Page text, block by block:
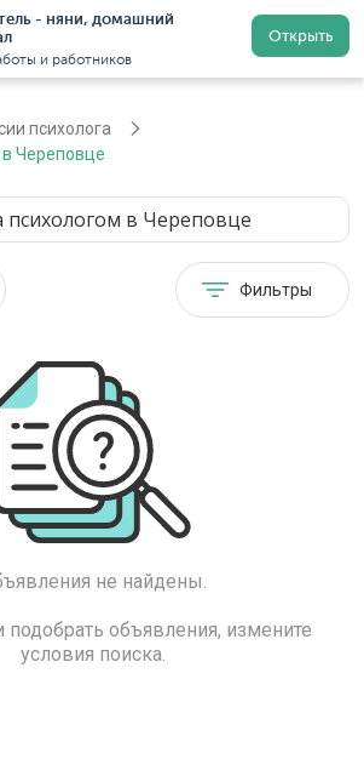
- няни, домашний
и работников
Открыть
Череповец Регистрация
психолога
в Череповце
психологом в Череповце
Фильтры
не найдены.
объявления, измените
условия поиска.